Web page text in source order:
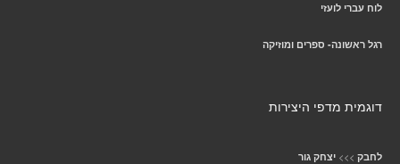
לוח עברי לועזי
רגל ראשונה- ספרים ומוזיקה
דוגמית מדפי היצירות
לחבק >>> יצחק גור